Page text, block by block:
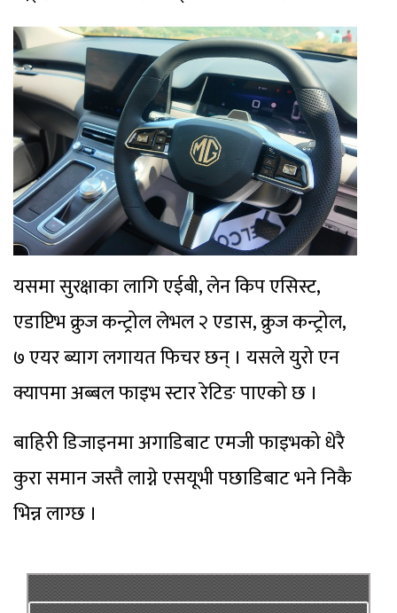
यसमा सुरक्षाका लागि एईबी, लेन किप एसिस्ट,
एडाप्टिभ क्रुज कन्ट्रोल लेभल २ एडास, क्रुज कन्ट्रोल,
७ एयर ब्याग लगायत फिचर छन् । यसले युरो एन
क्यापमा अब्बल फाइभ स्टार रेटिङ पाएको छ ।
बाहिरी डिजाइनमा अगाडिबाट एमजी फाइभको धेरै
कुरा समान जस्तै लाग्ने एसयूभी पछाडिबाट भने निकै
भिन्न लाग्छ ।